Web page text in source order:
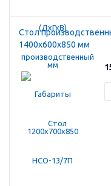
Стол
1400х600х850 мм